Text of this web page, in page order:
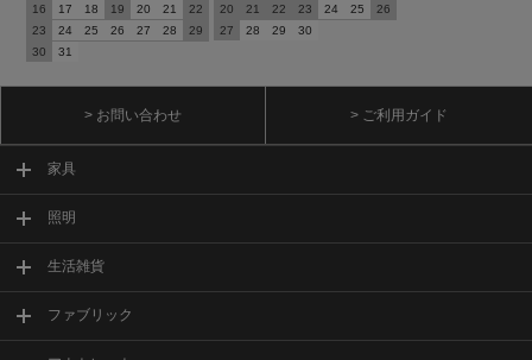
16
17 18 19 20 21
22
23
24 25 26 27 28
29
30
31
20
21 22 23 24 25
26
27
28 29 30
> お問い合わせ > ご利用ガイド
家具
照明
生活雑貨
ファブリック